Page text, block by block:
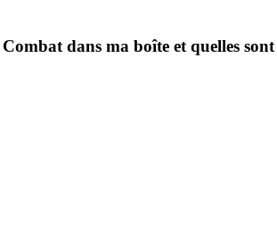
dans ma boîte et quelles